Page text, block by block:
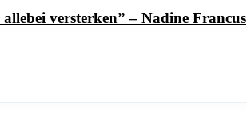
versterken” – Nadine Francus